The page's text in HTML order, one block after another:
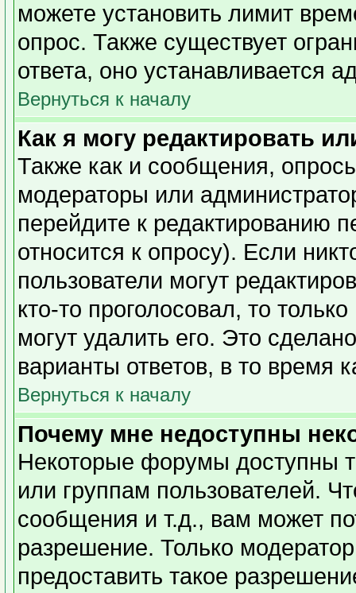
можете установить лимит
опрос. Также существует
ответа, оно устанавливается
Вернуться к началу
Как я могу редактировать
Также как и сообщения,
модераторы или
перейдите к редактированию
относится к опросу). Если
пользователи могут
кто-то проголосовал, то
могут удалить его. Это
варианты ответов, в то время
Вернуться к началу
Почему мне недоступны
Некоторые форумы доступны
или группам пользователей.
сообщения и т.д., вам может
разрешение. Только
предоставить такое